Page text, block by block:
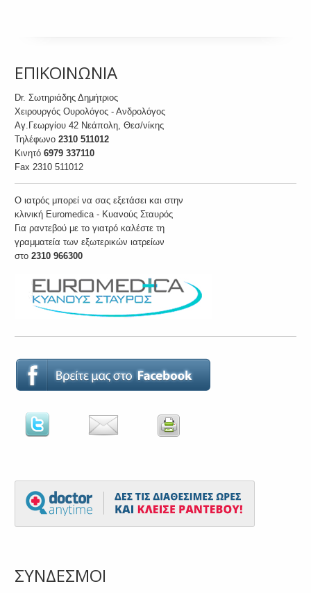
ΕΠΙΚΟΙΝΩΝΙΑ
Dr. Σωτηριάδης Δημήτριος
Χειρουργός Ουρολόγος - Ανδρολόγος
Αγ.Γεωργίου 42 Νεάπολη, Θεσ/νίκης
Τηλέφωνο2310 511012
Κινητό6979 337110
Fax 2310 511012
O ιατρός μπορεί να σας εξετάσει και στην
κλινική Euromedica - Κυανούς Σταυρός
Για ραντεβού με το γιατρό καλέστε τη
γραμματεία των εξωτερικών ιατρείων
στο2310 966300
ΣΥΝΔΕΣΜΟΙ